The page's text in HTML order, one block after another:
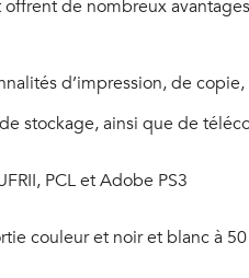
de nombreux
d’impression, de copie,
stockage, ainsi que de
PCL et Adobe PS3
couleur et noir et blanc à